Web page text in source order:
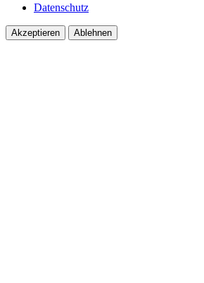
Datenschutz
Akzeptieren Ablehnen